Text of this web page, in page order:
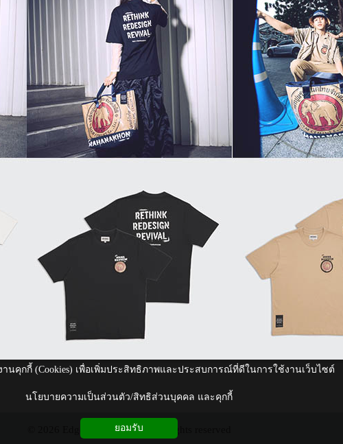
© 2026 Edge Magazine.com All rights reserved
านคุกกี้ (Cookies) เพื่อเพิ่มประสิทธิภาพและประสบการณ์ที่ดีในการใช้งานเว็บไซต์
นโยบายความเป็นส่วนตัว/สิทธิส่วนบุคคล และคุกกี้
ยอมรับ